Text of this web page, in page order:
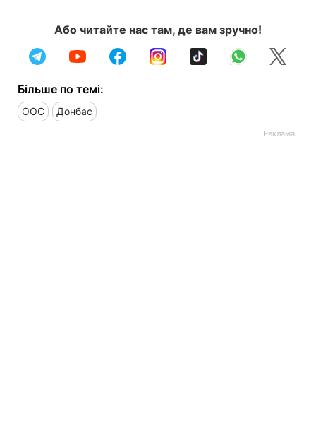
Або читайте нас там, де вам зручно!
Більше по темі:
ООС Донбас